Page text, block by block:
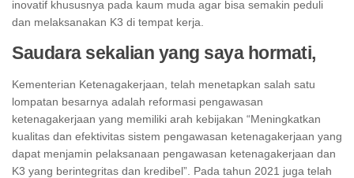
inovatif khususnya pada kaum muda agar bisa semakin peduli
dan melaksanakan K3 di tempat kerja.
Saudara sekalian yang saya hormati,
Kementerian Ketenagakerjaan, telah menetapkan salah satu
lompatan besarnya adalah reformasi pengawasan
ketenagakerjaan yang memiliki arah kebijakan “Meningkatkan
kualitas dan efektivitas sistem pengawasan ketenagakerjaan yang
dapat menjamin pelaksanaan pengawasan ketenagakerjaan dan
K3 yang berintegritas dan kredibel”. Pada tahun 2021 juga telah